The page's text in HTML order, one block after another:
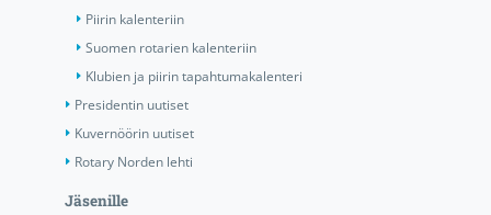
Piirin kalenteriin
Suomen rotarien kalenteriin
Klubien ja piirin tapahtumakalenteri
Presidentin uutiset
Kuvernöörin uutiset
Rotary Norden lehti
Jäsenille